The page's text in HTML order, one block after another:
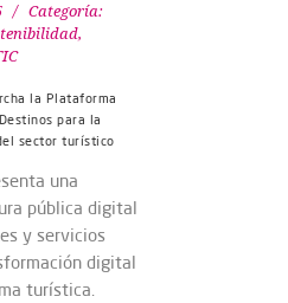
Categoría:
,
la Plataforma
para la
sector turístico
una
pública digital
y servicios
digital
turística.